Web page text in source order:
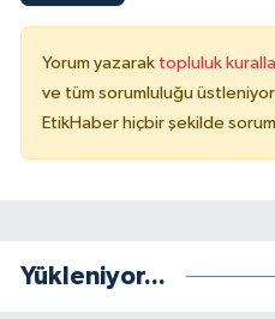
Yorum yazarak topluluk
ve tüm sorumluluğu
EtikHaber hiçbir şekilde
Yükleniyor...